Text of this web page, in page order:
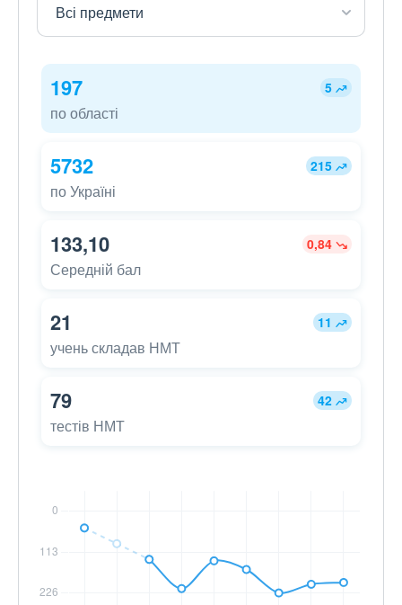
197 5
по області
5732 215
по Україні
133,10 0,84
Середній бал
21 11
учень складав НМТ
79 42
тестів НМТ